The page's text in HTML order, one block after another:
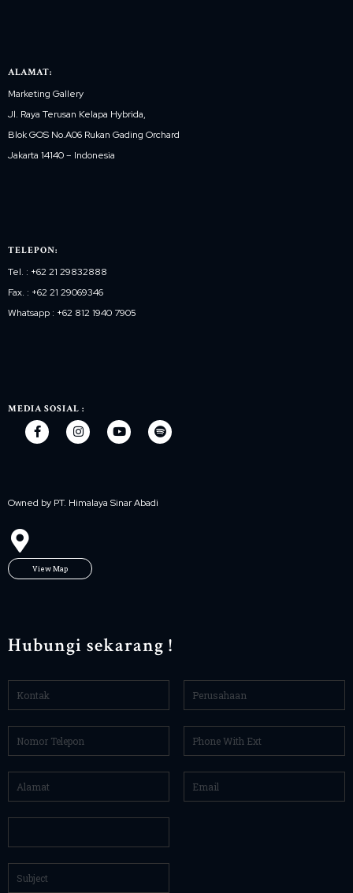
ALAMAT:
Marketing Gallery
Jl. Raya Terusan Kelapa Hybrida,
Blok GOS No.A06 Rukan Gading Orchard
Jakarta 14140 – Indonesia
TELEPON:
Tel. : +62 21 29832888
Fax. : +62 21 29069346
Whatsapp : +62 812 1940 7905
MEDIA SOSIAL :
Owned by PT. Himalaya Sinar Abadi
View Map
Hubungi sekarang !